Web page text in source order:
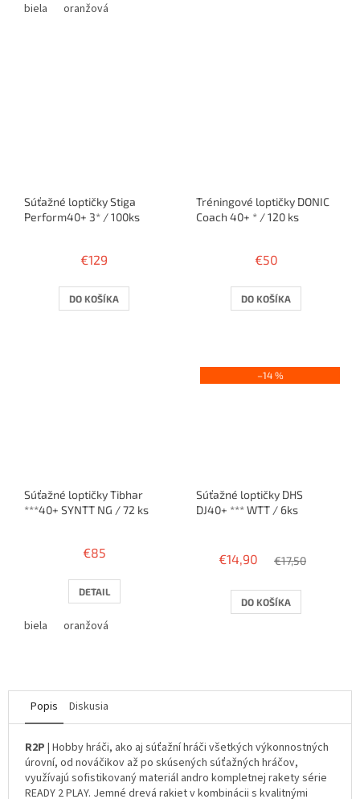
biela oranžová
Súťažné loptičky Stiga
Perform40+ 3* / 100ks
€129
DO KOŠÍKA
Tréningové loptičky DONIC
Coach 40+ * / 120 ks
€50
DO KOŠÍKA
Súťažné loptičky Tibhar
***40+ SYNTT NG / 72 ks
€85
DETAIL
biela oranžová
–14 %
Súťažné loptičky DHS
DJ40+ *** WTT / 6ks
produktu
4,0
z
€14,90 €17,50
DO KOŠÍKA
Popis Diskusia
R2P | Hobby hráči, ako aj súťažní hráči všetkých výkonnostných
úrovní, od nováčikov až po skúsených súťažných hráčov,
využívajú sofistikovaný materiál andro kompletnej rakety série
READY 2 PLAY. Jemné drevá rakiet v kombinácii s kvalitnými